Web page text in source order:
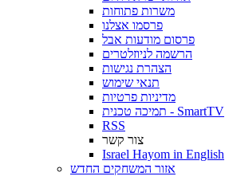
משרות פתוחות
פרסמו אצלנו
פרסום מודעות אבל
הרשמה לניוזלטרים
הצהרת נגישות
תנאי שימוש
מדיניות פרטיות
תמיכה טכנית - SmartTV
RSS
צור קשר
Israel Hayom in English
אזור המשחקים החדש